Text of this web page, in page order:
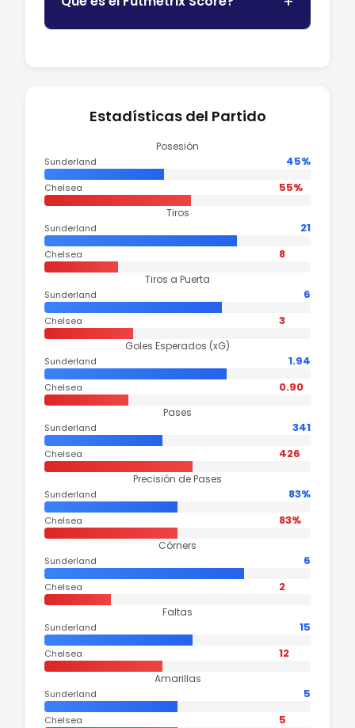
Estadísticas del Partido
Posesión
Sunderland 45%
Chelsea 55%
Tiros
Sunderland 21
Chelsea 8
Tiros a Puerta
Sunderland 6
Chelsea 3
Goles Esperados (xG)
Sunderland 1.94
Chelsea 0.90
Pases
Sunderland 341
Chelsea 426
Precisión de Pases
Sunderland 83%
Chelsea 83%
Córners
Sunderland 6
Chelsea 2
Faltas
Sunderland 15
Chelsea 12
Amarillas
Sunderland 5
Chelsea 5